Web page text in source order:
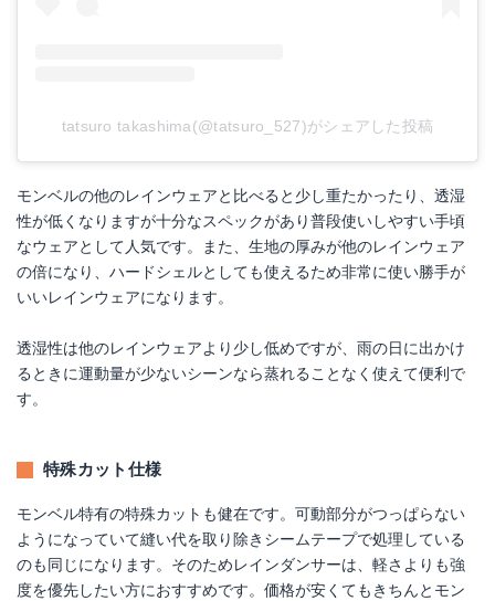
tatsuro takashima(@tatsuro_527)がシェアした投稿
モンベルの他のレインウェアと比べると少し重たかったり、透湿
性が低くなりますが十分なスペックがあり普段使いしやすい手頃
なウェアとして人気です。また、生地の厚みが他のレインウェア
の倍になり、ハードシェルとしても使えるため非常に使い勝手が
いいレインウェアになります。
透湿性は他のレインウェアより少し低めですが、雨の日に出かけ
るときに運動量が少ないシーンなら蒸れることなく使えて便利で
す。
特殊カット仕様
モンベル特有の特殊カットも健在です。可動部分がつっぱらない
ようになっていて縫い代を取り除きシームテープで処理している
のも同じになります。そのためレインダンサーは、軽さよりも強
度を優先したい方におすすめです。価格が安くてもきちんとモン